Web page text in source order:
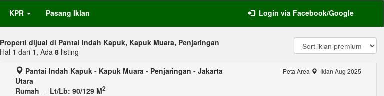
KPR Pasang Iklan Login via Facebook/Google
Properti dijual di Pantai Indah Kapuk, Kapuk Muara, Penjaringan
Hal 1 dari 1, Ada 8 listing
Pantai Indah Kapuk - Kapuk Muara - Penjaringan - Jakarta
Utara
Rumah - Lt/Lb: 90/129 M2
Peta Area Iklan Aug 2025